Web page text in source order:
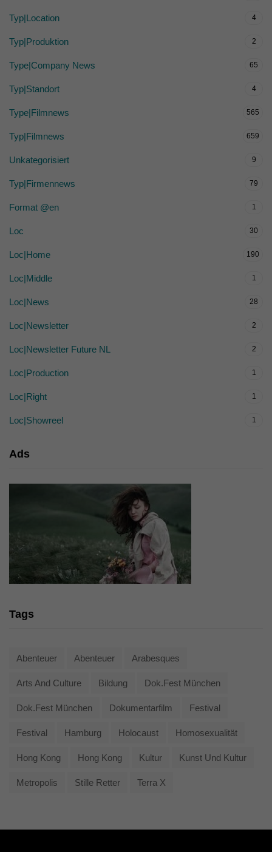
Typ|Location 4
Typ|Produktion 2
Type|Company News 65
Typ|Standort 4
Type|Filmnews 565
Typ|Filmnews 659
Unkategorisiert 9
Typ|Firmennews 79
Format @en 1
Loc 30
Loc|Home 190
Loc|Middle 1
Loc|News 28
Loc|Newsletter 2
Loc|Newsletter Future NL 2
Loc|Production 1
Loc|Right 1
Loc|Showreel 1
Ads
Tags
Abenteuer Abenteuer Arabesques
Arts And Culture Bildung Dok.fest München
Dok.fest München Dokumentarfilm Festival
Festival Hamburg Holocaust Homosexualität
Hong Kong Hong Kong Kultur Kunst Und Kultur
Metropolis Stille Retter Terra X